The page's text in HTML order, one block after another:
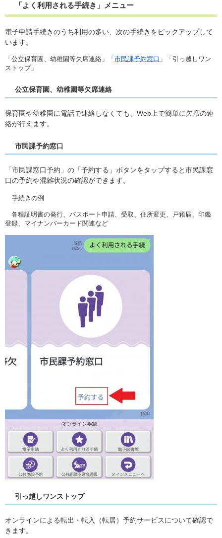
「よく利用される手続き」メニュー
電子申請手続きのうち利用の多い、次の手続きをピックアップして
います。
「公立保育園、幼稚園等欠席連絡」「 市民課予約窓口 」「引っ越しワン
ストップ」
公立保育園、幼稚園等欠席連絡
保育園や幼稚園に電話で連絡しなくても、Web上で簡単に欠席の連
絡が行えます。
市民課予約窓口
「市民課窓口予約」の「予約する」ボタンをタップすると市民課窓
口の予約や混雑状況の確認ができます。
手続きの例
各種証明書の発行、パスポート申請、受取、住所変更、戸籍届、印鑑
登録、マイナンバーカード関連など
引っ越しワンストップ
オンラインによる転出・転入（転居）予約サービスについて確認で
きます。